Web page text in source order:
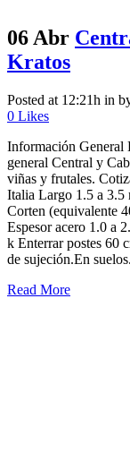
06 Abr
Kratos
Posted at 12:21h in
0 Likes
Información General
general Central y
viñas y frutales.
Italia Largo 1.5 a 3.5
Corten (equivalente
Espesor acero 1.0 a
k Enterrar postes 60
de sujeción.En
Read More